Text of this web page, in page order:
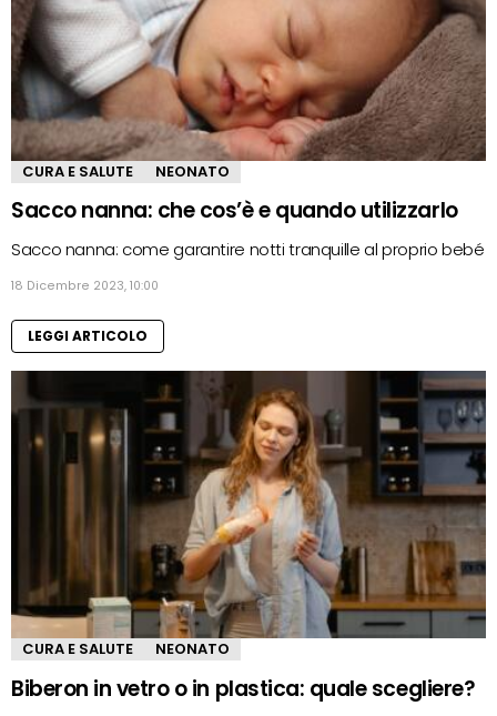
CURA E SALUTE NEONATO
Sacco nanna: che cos’è e quando utilizzarlo
Sacco nanna: come garantire notti tranquille al proprio bebé
18 Dicembre 2023, 10:00
LEGGI ARTICOLO
CURA E SALUTE NEONATO
Biberon in vetro o in plastica: quale scegliere?